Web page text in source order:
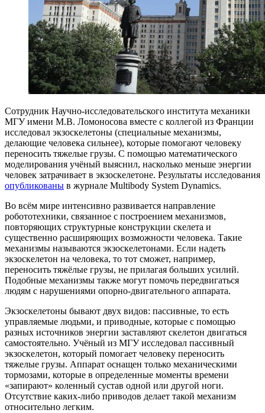
Сотрудник Научно-исследовательского института механики
МГУ имени М.В. Ломоносова вместе с коллегой из Франции
исследовал экзоскелетоны (специальные механизмы,
делающие человека сильнее), которые помогают человеку
переносить тяжелые грузы. С помощью математического
моделирования учёный выяснил, насколько меньше энергии
человек затрачивает в экзоскелетоне. Результаты исследования
опубликованы в журнале Multibody System Dynamics.
Во всём мире интенсивно развивается направление
робототехники, связанное с построением механизмов,
повторяющих структурные конструкции скелета и
существенно расширяющих возможности человека. Такие
механизмы называются экзоскелетонами. Если надеть
экзоскелетон на человека, то тот сможет, например,
переносить тяжёлые грузы, не прилагая больших усилий.
Подобные механизмы также могут помочь передвигаться
людям с нарушениями опорно-двигательного аппарата.
Экзоскелетоны бывают двух видов: пассивные, то есть
управляемые людьми, и приводные, которые с помощью
разных источников энергии заставляют скелетон двигаться
самостоятельно. Учёный из МГУ исследовал пассивный
экзоскелетон, который помогает человеку переносить
тяжелые грузы. Аппарат оснащен только механическими
тормозами, которые в определенные моменты времени
«запирают» коленный сустав одной или другой ноги.
Отсутствие каких-либо приводов делает такой механизм
относительно легким.